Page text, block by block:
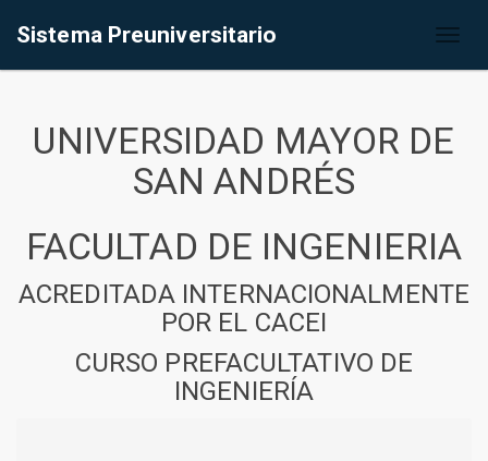
Sistema Preuniversitario
UNIVERSIDAD MAYOR DE
SAN ANDRÉS
FACULTAD DE INGENIERIA
ACREDITADA INTERNACIONALMENTE
POR EL CACEI
CURSO PREFACULTATIVO DE
INGENIERÍA